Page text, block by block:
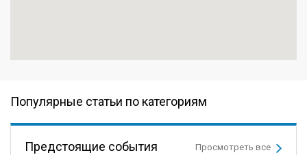
Популярные статьи по категориям
Предстоящие события Просмотреть все